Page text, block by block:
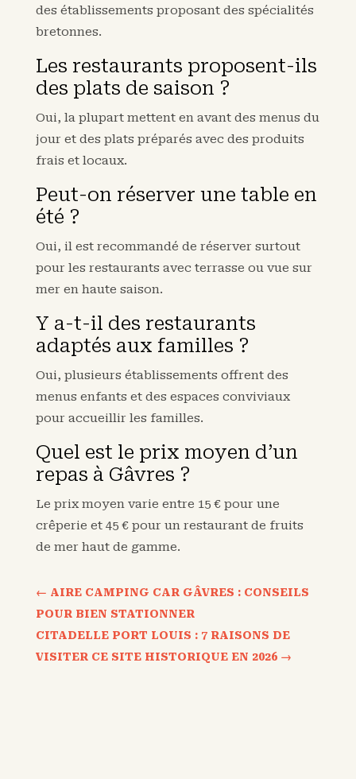
des établissements proposant des spécialités
bretonnes.
Les restaurants proposent-ils
des plats de saison ?
Oui, la plupart mettent en avant des menus du
jour et des plats préparés avec des produits
frais et locaux.
Peut-on réserver une table en
été ?
Oui, il est recommandé de réserver surtout
pour les restaurants avec terrasse ou vue sur
mer en haute saison.
Y a-t-il des restaurants
adaptés aux familles ?
Oui, plusieurs établissements offrent des
menus enfants et des espaces conviviaux
pour accueillir les familles.
Quel est le prix moyen d’un
repas à Gâvres ?
Le prix moyen varie entre 15 € pour une
crêperie et 45 € pour un restaurant de fruits
de mer haut de gamme.
← AIRE CAMPING CAR GÂVRES : CONSEILS
POUR BIEN STATIONNER
CITADELLE PORT LOUIS : 7 RAISONS DE
VISITER CE SITE HISTORIQUE EN 2026→